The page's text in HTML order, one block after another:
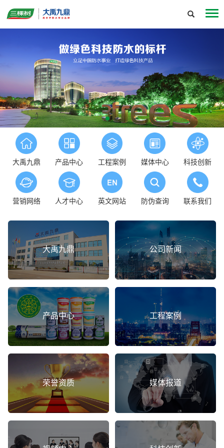
大禹九鼎 产品中心 工程案例 媒体中心 科技创新
营销网络 人才中心 英文网站 防伪查询 联系我们
大禹九鼎 公司新闻
产品中心 工程案例
荣誉资质 媒体报道